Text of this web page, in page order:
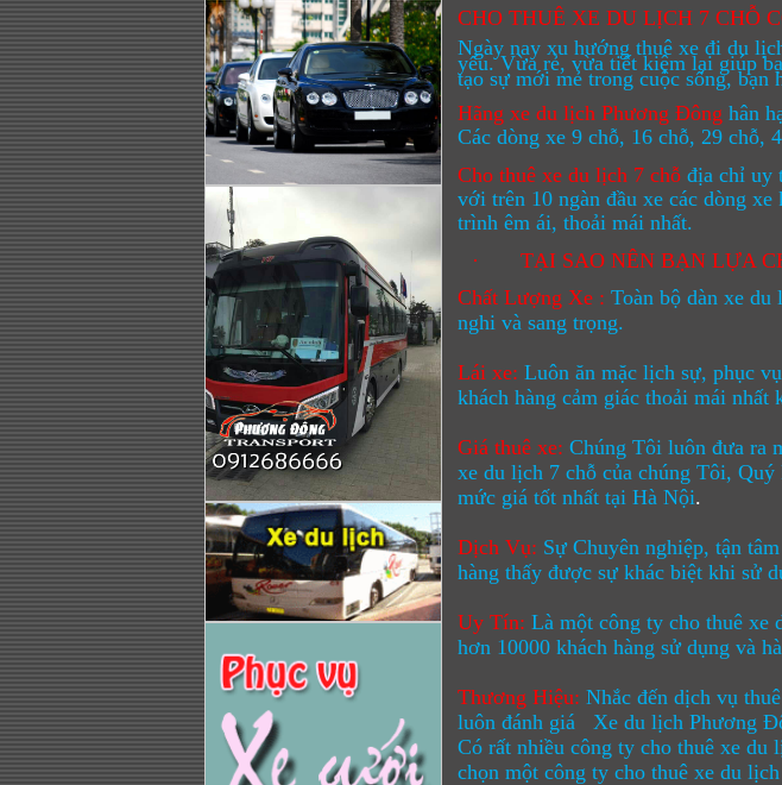
CHO THUÊ XE DU LỊCH 7 CHỖ
Ngày nay xu hướng thuê xe đi du
yếu. Vừa rẻ, vừa tiết kiệm lại giúp
tạo sự mới mẻ trong cuộc sống,
Hãng xe du lịch Phương Đông hân
Các dòng xe 9 chỗ, 16 chỗ, 29 chỗ,
Cho thuê xe du lịch 7 chỗ địa chỉ uy
với trên 10 ngàn đầu xe các dòng
trình êm ái, thoải mái nhất.
·
TẠI SAO NÊN BẠN LỰA
Chất Lượng Xe : Toàn bộ dàn xe du
nghi và sang trọng.
Lái xe: Luôn ăn mặc lịch sự, phục
khách hàng cảm giác thoải mái nhất
Giá thuê xe: Chúng Tôi luôn đưa ra
xe du lịch 7 chỗ của chúng Tôi, Quý
mức giá tốt nhất tại Hà Nội.
Dịch Vụ: Sự Chuyên nghiệp, tận
hàng thấy được sự khác biệt khi sử
Uy Tín: Là một công ty cho thuê xe
hơn 10000 khách hàng sử dụng và
Thương Hiệu: Nhắc đến dịch vụ
luôn đánh giá Xe du lịch Phương
Có rất nhiều công ty cho thuê xe du
chọn một công ty cho thuê xe du